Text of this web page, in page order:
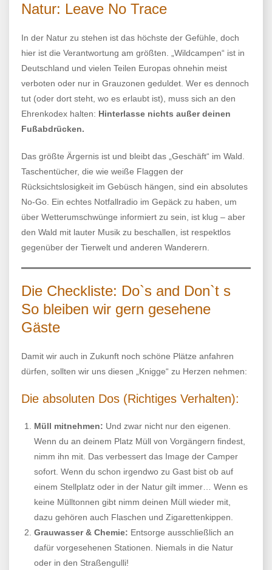
Natur: Leave No Trace
In der Natur zu stehen ist das höchste der Gefühle, doch
hier ist die Verantwortung am größten. „Wildcampen“ ist in
Deutschland und vielen Teilen Europas ohnehin meist
verboten oder nur in Grauzonen geduldet. Wer es dennoch
tut (oder dort steht, wo es erlaubt ist), muss sich an den
Ehrenkodex halten: Hinterlasse nichts außer deinen
Fußabdrücken.
Das größte Ärgernis ist und bleibt das „Geschäft“ im Wald.
Taschentücher, die wie weiße Flaggen der
Rücksichtslosigkeit im Gebüsch hängen, sind ein absolutes
No-Go. Ein echtes Notfallradio im Gepäck zu haben, um
über Wetterumschwünge informiert zu sein, ist klug – aber
den Wald mit lauter Musik zu beschallen, ist respektlos
gegenüber der Tierwelt und anderen Wanderern.
Die Checkliste: Do`s and Don`t s
So bleiben wir gern gesehene
Gäste
Damit wir auch in Zukunft noch schöne Plätze anfahren
dürfen, sollten wir uns diesen „Knigge“ zu Herzen nehmen:
Die absoluten Dos (Richtiges Verhalten):
Müll mitnehmen: Und zwar nicht nur den eigenen.
Wenn du an deinem Platz Müll von Vorgängern findest,
nimm ihn mit. Das verbessert das Image der Camper
sofort. Wenn du schon irgendwo zu Gast bist ob auf
einem Stellplatz oder in der Natur gilt immer… Wenn es
keine Mülltonnen gibt nimm deinen Müll wieder mit,
dazu gehören auch Flaschen und Zigarettenkippen.
Grauwasser & Chemie: Entsorge ausschließlich an
dafür vorgesehenen Stationen. Niemals in die Natur
oder in den Straßengulli!